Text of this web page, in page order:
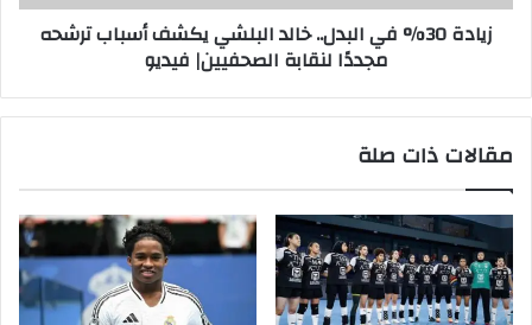
زيادة 30% في البدل.. خالد البلشي يكشف أسباب ترشحه
مجددًا لنقابة الصحفيين| فيديو
مقالات ذات صلة